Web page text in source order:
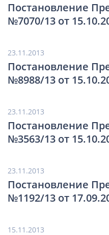
Постановление
№7070/13 от
23.11.2013
Постановление
№8988/13 от
23.11.2013
Постановление
№3563/13 от
23.11.2013
Постановление
№1192/13 от
15.11.2013